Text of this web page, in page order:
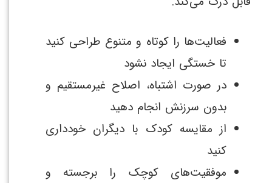
فعالیت‌ها را کوتاه و متنوع طراحی کنید
تا خستگی ایجاد نشود
در صورت اشتباه، اصلاح غیرمستقیم و
بدون سرزنش انجام دهید
از مقایسه کودک با دیگران خودداری
کنید
موفقیت‌های کوچک را برجسته و